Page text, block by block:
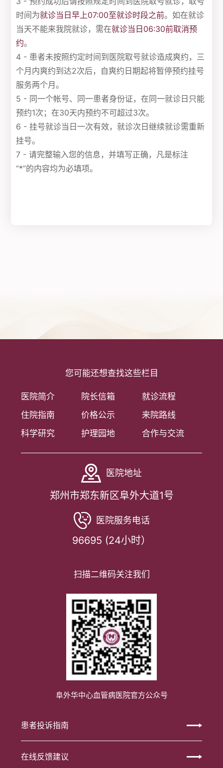
时间为就诊当日早上07:00至就诊时段之前。如在就诊
当天不能来我院就诊，需在就诊当日06:30前取消预
约。
4 - 患者未按照约定时间到医院取号就诊造成爽约，三
个月内爽约到达2次后，自爽约日期起将暂停预约挂号
服务两个月。
5 - 同一个帐号、同一患者身份证，在同一就诊日只能
预约1次；在30天内预约不可超过3次。
6 - 挂号就诊当日一次有效，就诊次日继续就诊需重新
挂号。
7 - 请完整输入您的信息，并填写正确，凡是标注
“*”的内容均为必填项。
您可能还想查找这些栏目
医院简介 院长信箱
就诊流程
住院指南
价格公示
来院路线
科学研究
护理园地 合作与交流
医院地址
郑州市郑东新区阜外大道1号
医院服务电话
96695 (24小时）
扫描二维码关注我们
阜外华中心血管病医院官方公众号
患者投诉指南
在线反馈建议